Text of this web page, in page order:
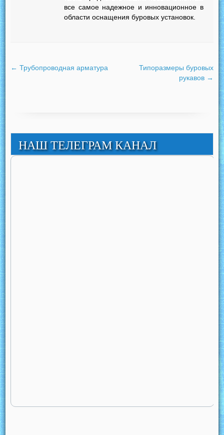
все самое надежное и инновационное в
области оснащения буровых установок.
← Трубопроводная арматура
Типоразмеры буровых
рукавов →
НАШ ТЕЛЕГРАМ КАНАЛ